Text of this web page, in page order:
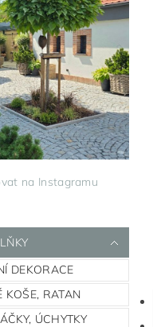
na Instagramu
DEKORACE
KOŠE, RATAN
ÚCHYTKY